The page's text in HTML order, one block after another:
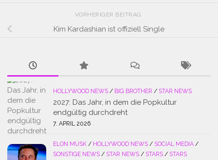
VORHERIGER BEITRAG
Kim Kardashian ist offiziell Single
HOLLYWOOD NEWS / BIG BROTHER / STAR NEWS
2027: Das Jahr, in dem die Popkultur
endgültig durchdreht
7. APRIL 2026
ELON MUSK / HOLLYWOOD NEWS / SOCIAL MEDIA /
SONSTIGE NEWS / STAR NEWS / STARS / STARS